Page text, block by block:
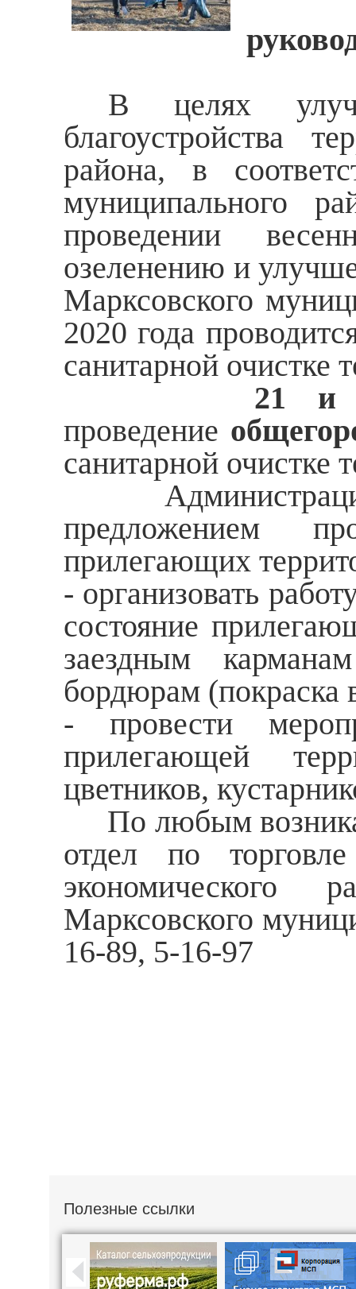
В целях
благоустройства
района, в
муниципального
проведении
озеленению и
Марксовского
2020 года
санитарной очистке
21 и 28
проведение
санитарной очистке
Администрация
предложением
прилегающих
- организовать
состояние
заездным
бордюрам (покраска
- провести
прилегающей
цветников,
По любым
отдел по
экономического
Марксовского
16-89, 5-16-97
Полезные ссылки